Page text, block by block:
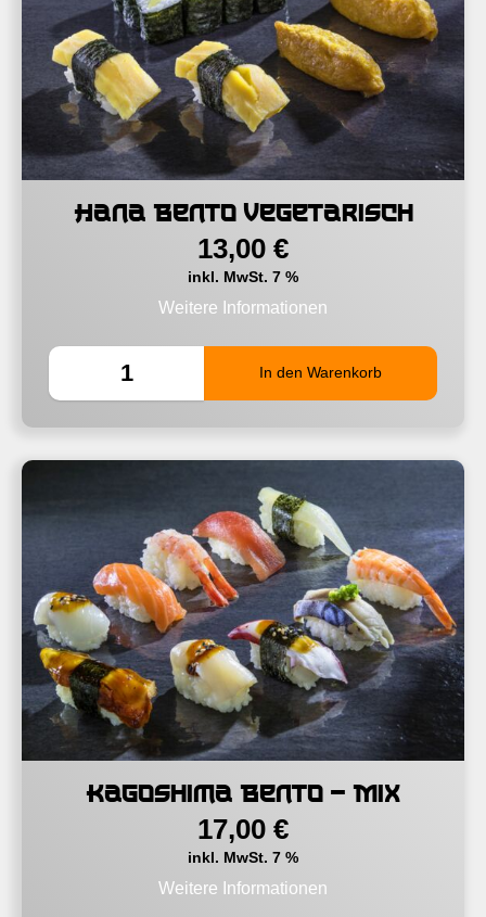
Hana Bento vegetarisch
13,00 €
inkl. MwSt. 7 %
Weitere Informationen
Kagoshima Bento – Mix
17,00 €
inkl. MwSt. 7 %
Weitere Informationen